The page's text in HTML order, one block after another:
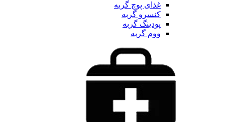
غذای پوچ گربه
کنسرو گربه
پودینگ گربه
ووم گربه